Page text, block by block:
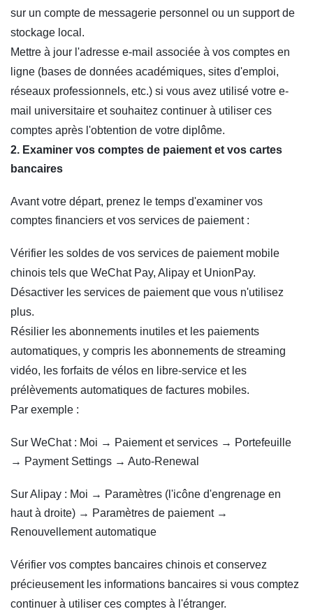
sur un compte de messagerie personnel ou un support de
stockage local.
Mettre à jour l'adresse e-mail associée à vos comptes en
ligne (bases de données académiques, sites d'emploi,
réseaux professionnels, etc.) si vous avez utilisé votre e-
mail universitaire et souhaitez continuer à utiliser ces
comptes après l'obtention de votre diplôme.
2. Examiner vos comptes de paiement et vos cartes
bancaires
Avant votre départ, prenez le temps d'examiner vos
comptes financiers et vos services de paiement :
Vérifier les soldes de vos services de paiement mobile
chinois tels que WeChat Pay, Alipay et UnionPay.
Désactiver les services de paiement que vous n'utilisez
plus.
Résilier les abonnements inutiles et les paiements
automatiques, y compris les abonnements de streaming
vidéo, les forfaits de vélos en libre-service et les
prélèvements automatiques de factures mobiles.
Par exemple :
Sur WeChat : Moi → Paiement et services → Portefeuille
→ Payment Settings → Auto-Renewal
Sur Alipay : Moi → Paramètres (l'icône d'engrenage en
haut à droite) → Paramètres de paiement →
Renouvellement automatique
Vérifier vos comptes bancaires chinois et conservez
précieusement les informations bancaires si vous comptez
continuer à utiliser ces comptes à l'étranger.